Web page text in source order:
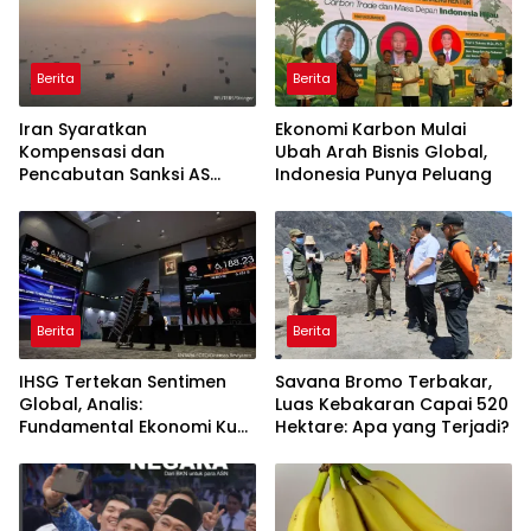
Berita
Iran Syaratkan
Kompensasi dan
Pencabutan Sanksi AS
Berita
Ekonomi Karbon Mulai
Ubah Arah Bisnis Global,
Indonesia Punya Peluang
Berita
IHSG Tertekan Sentimen
Global, Analis:
Fundamental Ekonomi Kuat
Berita
Savana Bromo Terbakar,
Luas Kebakaran Capai 520
Hektare: Apa yang Terjadi?